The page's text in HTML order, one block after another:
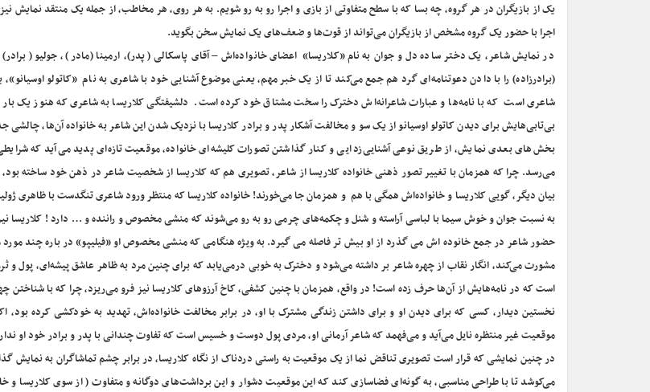
یک از بازیگران در هر گروه، چه بسا که با سطح متفاوتی از بازی و اجرا رو به رو شویم. به هر روی، هر مخاطب، از جمله یک منتقد نمایش
اجرا با حضور یک گروه مشخص از بازیگران می‌تواند از قوت‌ها و ضعف‌های یک نمایش سخن بگوید.
در نمایش شاعر، یک دختر ساده دل و جوان به نام «کلاریسا» اعضای خانواده‌اش – آقای پاسکالی ( پدر)، ارمینا (مادر )، جولیو ( برادر)،
(برادرزاده) را با دادن دعوتنامه‌ای گرد هم جمع می‌کند تا از یک خبر مهم، یعنی موضوع آشنایی خود با شاعری به نام «کاتولو اوسیانو»،
شاعری است که با نامه‌ها و عبارات شاعرانه‌اش دخترک را سخت مشتاق خود کرده است. دلشیفتگی کلاریسا به شاعری که هنوز یک بار
بی‌تابی‌هایش برای دیدن کاتولو اوسیانو از یک سو و مخالفت آشکار پدر و برادر کلاریسا با نزدیک شدن این شاعر به خانواده آن‌ها،
بخش‌های بعدی نمایش، از طریق نوعی آشنایی‌زدایی و کنار گذاشتن تصورات کلیشه‌ای خانواده، موقعیت تازه‌ای پدید می‌آید که
می‌رسد. چرا که همزمان با تغییر تصور ذهنی خانواده کلاریسا از شاعر، تصویری هم که کلاریسا از شخصیت شاعر در ذهن خود ساخته
بیان دیگر، گویی کلاریسا و خانواده‌اش همگی با هم و همزمان جا می‌خورند! خانواده کلاریسا که منتظر ورود شاعری تنگدست با ظاهری
به نسبت جوان و خوش سیما با لباسی آراسته و شنل و چکمه‌های چرمی رو به رو می‌شوند که منشی مخصوص و راننده و … دارد ! کلاریسا
حضور شاعر در جمع خانوده اش می گذرد از او بیش تر فاصله می گیرد. به ویژه هنگامی که منشی مخصوص او «فیلیپو» در باره چند مورد
مشورت می‌کند، انگار نقاب از چهره شاعر بر داشته می‌شود و دخترک به خوبی درمی‌یابد که برای چنین مرد به ظاهر عاشق پیشه‌ای، پول و
است که در نامه‌هایش از آن‌ها حرف زده است! در واقع، همزمان با چنین کشفی، کاخ آرزوهای کلاریسا نیز فرو می‌ریزد، چرا که با شناختن
نخستین دیدار، کسی که برای دیدن او و برای داشتن زندگی مشترک با او، در برابر مخالفت خانواده‌اش، تهدید به خودکشی کرده بود،
موقعیت غیر منتظره نایل می‌آید و می‌فهمد که شاعر آرمانی او، مردی پول دوست و خسیس است که تفاوت چندانی با پدر و برادر خود او
در چنین نمایشی که قرار است تصویری تناقض نما از یک موقعیت به راستی دردناک از نگاه کلاریسا، در برابر چشم تماشاگران به نمایش
می‌کوشد تا با طراحی مناسبی، به گونه‌ای فضاسازی کند که این موقعیت دشوار و این برداشت‌های دوگانه و متفاوت ( از سوی کلاریسا و